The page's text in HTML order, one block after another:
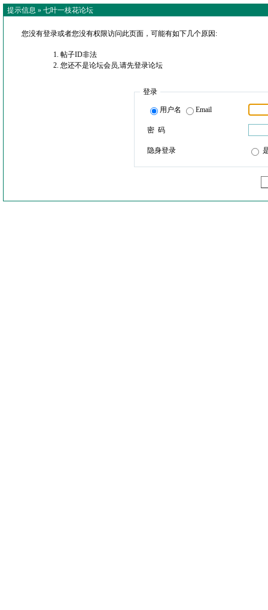
提示信息 » 七叶一枝花论坛
您没有登录或者您没有权限访问此页面，可能有如下几个原因:
帖子ID非法
您还不是论坛会员,请先登录论坛
登录
用户名 Email
密 码
隐身登录